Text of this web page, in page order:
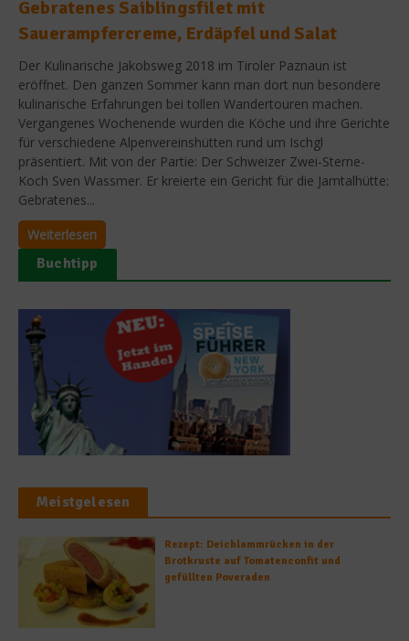
Gebratenes Saiblingsfilet mit
Sauerampfercreme, Erdäpfel und Salat
Der Kulinarische Jakobsweg 2018 im Tiroler Paznaun ist
eröffnet. Den ganzen Sommer kann man dort nun besondere
kulinarische Erfahrungen bei tollen Wandertouren machen.
Vergangenes Wochenende wurden die Köche und ihre Gerichte
für verschiedene Alpenvereinshütten rund um Ischgl
präsentiert. Mit von der Partie: Der Schweizer Zwei-Sterne-
Koch Sven Wassmer. Er kreierte ein Gericht für die Jamtalhütte:
Gebratenes...
Weiterlesen
Buchtipp
Meistgelesen
Rezept: Deichlammrücken in der
Brotkruste auf Tomatenconfit und
gefüllten Poveraden